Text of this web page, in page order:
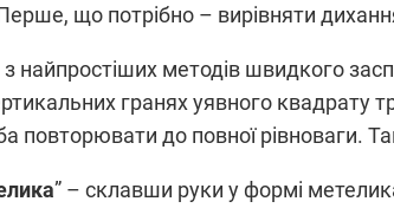
що потрібно – вирівняти
найпростіших методів швидкого
гранях уявного квадрату
повторювати до повної
” – склавши руки у формі